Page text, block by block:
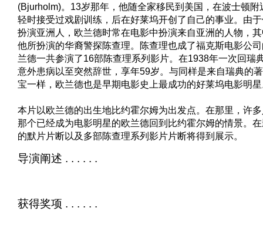
(Bjurholm)。13岁那年，他随全家移民到美国，在波士顿附
轻时接受过戏剧训练，后在好莱坞开创了自己的事业。由
扮演亚洲人，欧兰德时常在电影中扮演来自亚洲的人物，
他所扮演的华裔警探陈查理。陈查理也成了福克斯电影公
兰德一共参演了16部陈查理系列影片。在1938年一次回瑞
意外患病以至突然辞世，享年59岁。与同样是来自瑞典的
宝一样，欧兰德也是早期电影史上最成功的好莱坞电影明
本片以欧兰德的出生地比约霍尔姆为出发点。在那里，许
那个已经成为电影明星的欧兰德回到比约霍尔姆的情景。
的默片片断以及多部陈查理系列影片片断将得到展示。
导演阐述 . . . . . .
获得奖项 . . . . . .